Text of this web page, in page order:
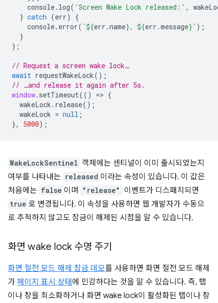
console. log( 'Screen Wake Lock released:' ,
} catch (err)
{
console. error( `${err .name}, ${err .message} ` );
}
};
// Request a screen wake lock…
await requestWakeLock();
// …and release it again after 5s.
window. setTimeout(() => {
wakeLock . release();
wakeLock = null ;
},
5000);
WakeLockSentinel 객체에는 센티널이 이미 출시되었는지
여부를 나타내는 released 이라는 속성이 있습니다. 이 값은
처음에는 false 이며 "release" 이벤트가 디스패치되면
true 로 변경됩니다. 이 속성을 사용하면 웹 개발자가 수동으
로 추적하지 않고도 잠금이 해제된 시점을 알 수 있습니다.
화면 wake lock 수명 주기
화면 절전 모드 해제 잠금 데모를 사용하면 화면 절전 모드 해제
가 페이지 표시 상태 에 민감하다는 것을 알 수 있습니다. 즉, 탭
이나 창을 최소화하거나 화면 wake lock이 활성화된 탭이나 창